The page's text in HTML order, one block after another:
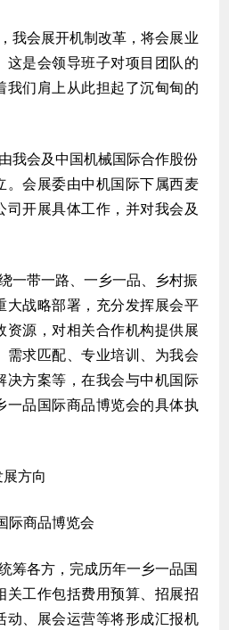
我会展开机制改革，将会展业
这是会领导班子对项目团队的
我们肩上从此担起了沉甸甸的
我会及中国机械国际合作股份
。会展委由中机国际下属西麦
司开展具体工作，并对我会及
一带一路、一乡一品、乡村振
大战略部署，充分发挥展会平
资源，对相关合作机构提供展
需求匹配、专业培训、为我会
决方案等，在我会与中机国际
一品国际商品博览会的具体执
方向
际商品博览会
筹各方，完成历年一乡一品国
关工作包括费用预算、招展招
动、展会运营等将形成汇报机